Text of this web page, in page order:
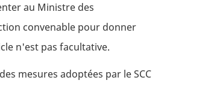
au Ministre des
convenable pour donner
n'est pas facultative.
mesures adoptées par le SCC